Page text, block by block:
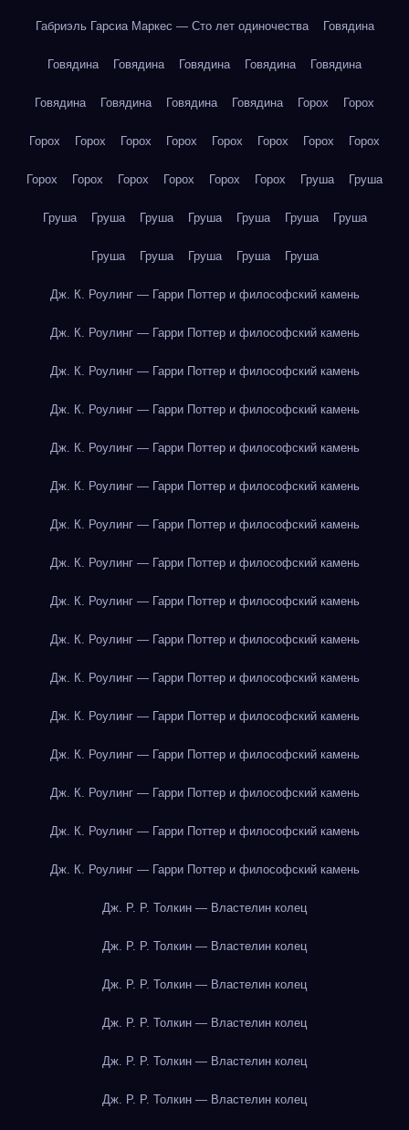
Габриэль Гарсиа Маркес — Сто лет одиночества Говядина
Говядина Говядина Говядина Говядина Говядина
Говядина Говядина Говядина Говядина Горох Горох
Горох Горох Горох Горох Горох Горох Горох Горох
Горох Горох Горох Горох Горох Горох Груша Груша
Груша Груша Груша Груша Груша Груша Груша
Груша Груша Груша Груша Груша
Дж. К. Роулинг — Гарри Поттер и философский камень
Дж. К. Роулинг — Гарри Поттер и философский камень
Дж. К. Роулинг — Гарри Поттер и философский камень
Дж. К. Роулинг — Гарри Поттер и философский камень
Дж. К. Роулинг — Гарри Поттер и философский камень
Дж. К. Роулинг — Гарри Поттер и философский камень
Дж. К. Роулинг — Гарри Поттер и философский камень
Дж. К. Роулинг — Гарри Поттер и философский камень
Дж. К. Роулинг — Гарри Поттер и философский камень
Дж. К. Роулинг — Гарри Поттер и философский камень
Дж. К. Роулинг — Гарри Поттер и философский камень
Дж. К. Роулинг — Гарри Поттер и философский камень
Дж. К. Роулинг — Гарри Поттер и философский камень
Дж. К. Роулинг — Гарри Поттер и философский камень
Дж. К. Роулинг — Гарри Поттер и философский камень
Дж. К. Роулинг — Гарри Поттер и философский камень
Дж. Р. Р. Толкин — Властелин колец
Дж. Р. Р. Толкин — Властелин колец
Дж. Р. Р. Толкин — Властелин колец
Дж. Р. Р. Толкин — Властелин колец
Дж. Р. Р. Толкин — Властелин колец
Дж. Р. Р. Толкин — Властелин колец